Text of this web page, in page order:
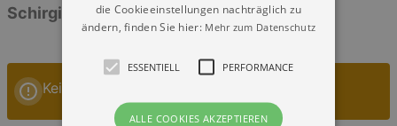
Schirgiswalde“
Keine Veranstaltungen
die Cookieeinstellungen nachträglich zu
ändern, finden Sie hier: Mehr zum Datenschutz
ESSENTIELL PERFORMANCE
ALLE COOKIES AKZEPTIEREN